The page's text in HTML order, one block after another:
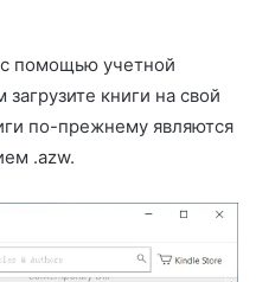
помощью учетной
книги на свой
по-прежнему являются
.azw.